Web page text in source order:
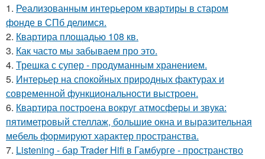
1. Реализованным интерьером квартиры в старом
фонде в СПб делимся.
2. Квартира площадью 108 кв.
3. Как часто мы забываем про это.
4. Трешка с супер - продуманным хранением.
5. Интерьер на спокойных природных фактурах и
современной функциональности выстроен.
6. Квартира построена вокруг атмосферы и звука:
пятиметровый стеллаж, большие окна и выразительная
мебель формируют характер пространства.
7. Listening - бар Trader Hifi в Гамбурге - пространство